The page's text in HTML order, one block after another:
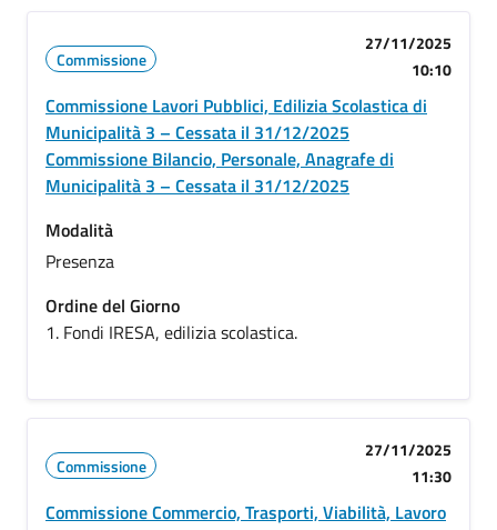
Commissione
27/11/2025
10:10
Commissione Lavori Pubblici, Edilizia Scolastica di
Municipalità 3 – Cessata il 31/12/2025
Commissione Bilancio, Personale, Anagrafe di
Municipalità 3 – Cessata il 31/12/2025
Modalità
Presenza
Ordine del Giorno
1. Fondi IRESA, edilizia scolastica.
Commissione
27/11/2025
11:30
Commissione Commercio, Trasporti, Viabilità, Lavoro